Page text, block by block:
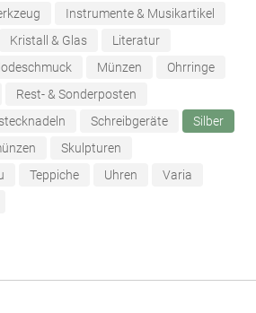
Instrumente & Musikartikel
Kristall & Glas
Literatur
Münzen
Ohrringe
Rest- & Sonderposten
Schreibgeräte
Silber
Skulpturen
Teppiche Uhren
Varia